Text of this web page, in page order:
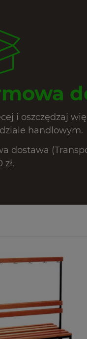
i oszczędzaj
handlowym.
dostawa